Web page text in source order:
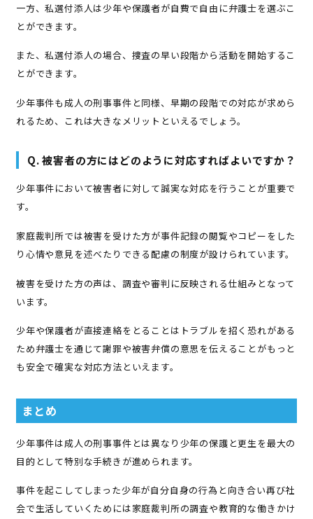
一方、私選付添人は少年や保護者が自費で自由に弁護士を選ぶこ
とができます。
また、私選付添人の場合、捜査の早い段階から活動を開始するこ
とができます。
少年事件も成人の刑事事件と同様、早期の段階での対応が求めら
れるため、これは大きなメリットといえるでしょう。
Q. 被害者の方にはどのように対応すればよいですか？
少年事件において被害者に対して誠実な対応を行うことが重要で
す。
家庭裁判所では被害を受けた方が事件記録の閲覧やコピーをした
り心情や意見を述べたりできる配慮の制度が設けられています。
被害を受けた方の声は、調査や審判に反映される仕組みとなって
います。
少年や保護者が直接連絡をとることはトラブルを招く恐れがある
ため弁護士を通じて謝罪や被害弁償の意思を伝えることがもっと
も安全で確実な対応方法といえます。
まとめ
少年事件は成人の刑事事件とは異なり少年の保護と更生を最大の
目的として特別な手続きが進められます。
事件を起こしてしまった少年が自分自身の行為と向き合い再び社
会で生活していくためには家庭裁判所の調査や教育的な働きかけ